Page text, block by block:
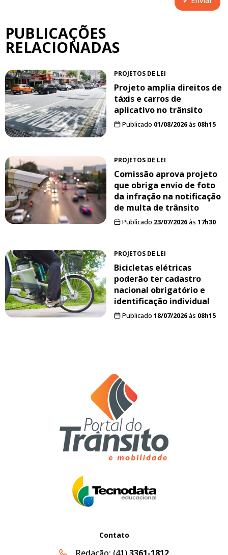
PUBLICAÇÕES
RELACIONADAS
PROJETOS DE LEI
Projeto amplia direitos de
táxis e carros de
aplicativo no trânsito
Publicado 01/08/2026às 08h15
PROJETOS DE LEI
Comissão aprova projeto
que obriga envio de foto
da infração na notificação
de multa de trânsito
Publicado 23/07/2026às 17h30
PROJETOS DE LEI
Bicicletas elétricas
poderão ter cadastro
nacional obrigatório e
identificação individual
Publicado 18/07/2026às 08h15
Contato